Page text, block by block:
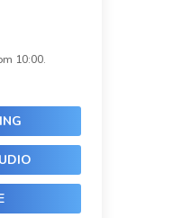
10:00.